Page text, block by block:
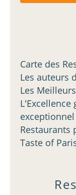
Carte des
Les auteurs
Les
Restaurants
Taste of